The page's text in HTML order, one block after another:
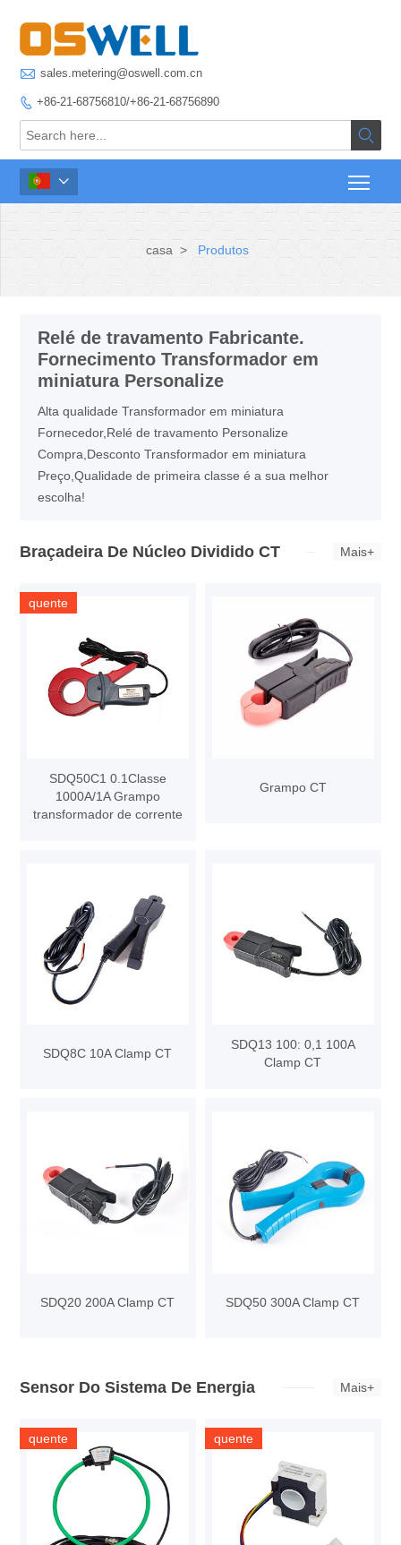
 sales.metering@oswell.com.cn
 +86-21-68756810/+86-21-68756890


casa > Produtos
Relé de travamento Fabricante.
Fornecimento Transformador em
miniatura Personalize
Alta qualidade Transformador em miniatura
Fornecedor,Relé de travamento Personalize
Compra,Desconto Transformador em miniatura
Preço,Qualidade de primeira classe é a sua melhor
escolha!
Braçadeira De Núcleo Dividido CT Mais+
quente
SDQ50C1 0.1Classe
1000A/1A Grampo
transformador de corrente
Grampo CT
SDQ8C 10A Clamp CT
SDQ13 100: 0,1 100A
Clamp CT
SDQ20 200A Clamp CT SDQ50 300A Clamp CT
Sensor Do Sistema De Energia Mais+
quente quente